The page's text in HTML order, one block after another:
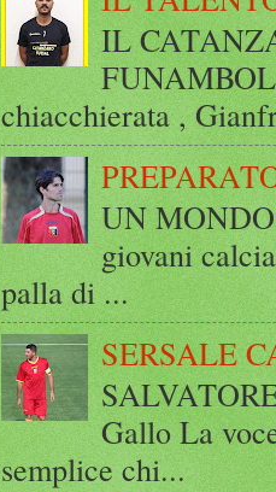
IL
chiacchierata ,
UN
giovani
palla di ...
SERSALE
Gallo La
semplice chi...